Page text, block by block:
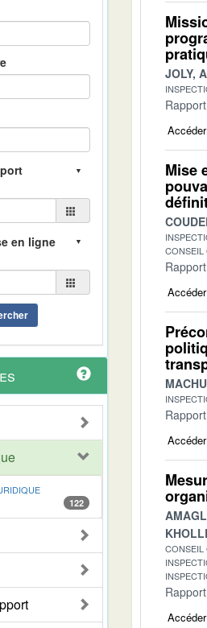
122
JOLY,
Mise
CONSEIL
CONSEIL